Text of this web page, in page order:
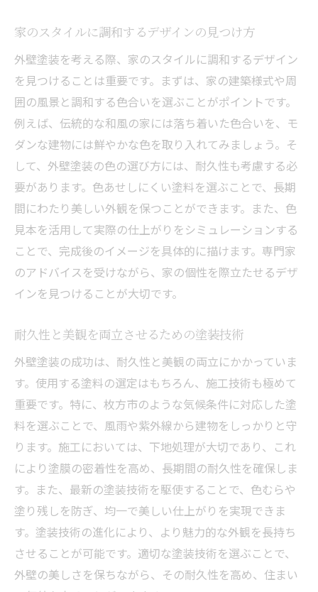
ン
季節感を反映したカラースキームの選び方
個性を表現するためのカラーバリエーショ
ン
隣家との調和を考慮したカラーデザイン
枚方市でおすすめの外壁塗装業者の特徴とは
地域密着型のきめ細やかなサービス
実績豊富な業者の選び方と見極め方
アフターサービスが充実した業者の見分け
方
透明性のある料金体系とそのメリット
信頼できる業者を選ぶためのチェックポイ
施工後もしっかりサポートする業者の特徴
外壁塗装で快適な住まいを実現するためのアイ
デア
断熱効果を高める外壁塗装の選択肢
防音効果を強化するための施策
通気性を考慮した快適な住まい作り
エコフレンドリーな塗装で環境負荷を軽減
ライフスタイルに合わせたデザイン提案
家族の健康を守るための外壁塗装
家のスタイルに調和するデザインの見つけ方
外壁塗装を考える際、家のスタイルに調和するデザイン
を見つけることは重要です。まずは、家の建築様式や周
囲の風景と調和する色合いを選ぶことがポイントです。
例えば、伝統的な和風の家には落ち着いた色合いを、モ
ダンな建物には鮮やかな色を取り入れてみましょう。そ
して、外壁塗装の色の選び方には、耐久性も考慮する必
要があります。色あせしにくい塗料を選ぶことで、長期
間にわたり美しい外観を保つことができます。また、色
見本を活用して実際の仕上がりをシミュレーションする
ことで、完成後のイメージを具体的に描けます。専門家
のアドバイスを受けながら、家の個性を際立たせるデザ
インを見つけることが大切です。
耐久性と美観を両立させるための塗装技術
外壁塗装の成功は、耐久性と美観の両立にかかっていま
す。使用する塗料の選定はもちろん、施工技術も極めて
重要です。特に、枚方市のような気候条件に対応した塗
料を選ぶことで、風雨や紫外線から建物をしっかりと守
ります。施工においては、下地処理が大切であり、これ
により塗膜の密着性を高め、長期間の耐久性を確保しま
す。また、最新の塗装技術を駆使することで、色むらや
塗り残しを防ぎ、均一で美しい仕上がりを実現できま
す。塗装技術の進化により、より魅力的な外観を長持ち
させることが可能です。適切な塗装技術を選ぶことで、
外壁の美しさを保ちながら、その耐久性を高め、住まい